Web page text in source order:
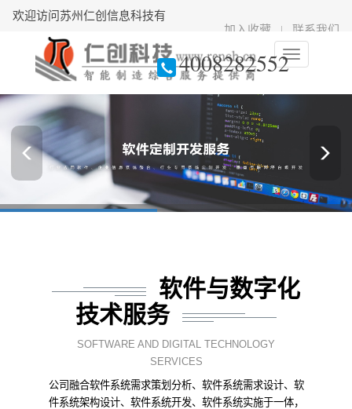
欢迎访问苏州仁创信息科技有
限公司官方网站
加入收藏 | 联系我们
4008282552
软件与数字化
技术服务
SOFTWARE AND DIGITAL TECHNOLOGY
SERVICES
公司融合软件系统需求策划分析、软件系统需求设计、软
件系统架构设计、软件系统开发、软件系统实施于一体，